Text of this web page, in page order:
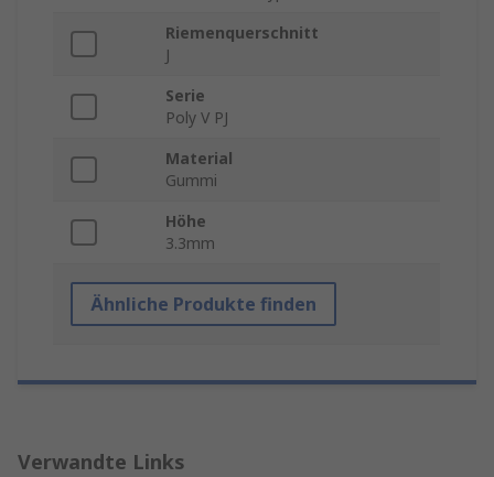
Riemenquerschnitt
J
Serie
Poly V PJ
Material
Gummi
Höhe
3.3mm
Ähnliche Produkte finden
Verwandte Links